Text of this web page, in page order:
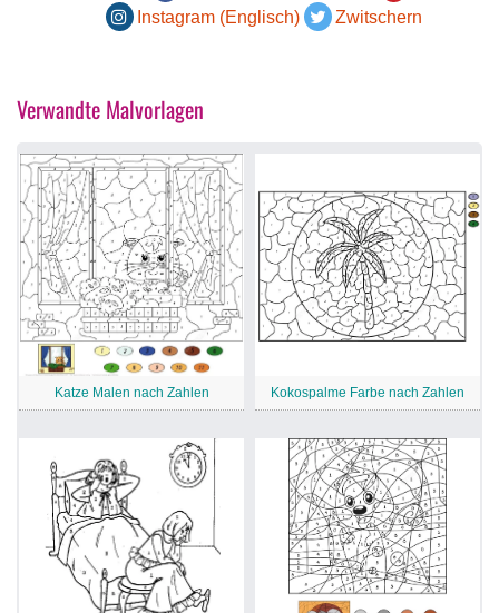
Instagram (Englisch)
Zwitschern
Verwandte Malvorlagen
Katze Malen nach Zahlen Kokospalme Farbe nach Zahlen